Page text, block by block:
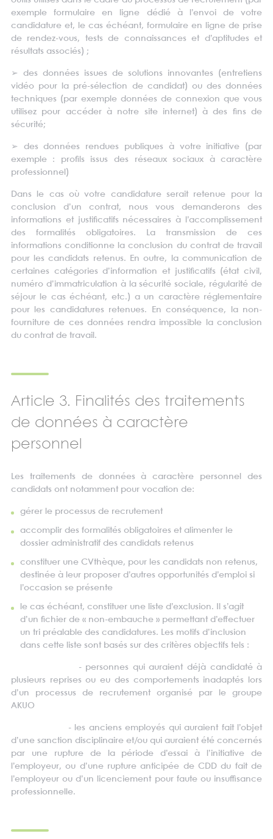
exemple formulaire en ligne dédié à l’envoi de votre
candidature et, le cas échéant, formulaire en ligne de prise
de rendez-vous, tests de connaissances et d’aptitudes et
résultats associés) ;
➢ des données issues de solutions innovantes (entretiens
vidéo pour la pré-sélection de candidat) ou des données
techniques (par exemple données de connexion que vous
utilisez pour accéder à notre site internet) à des fins de
sécurité;
➢ des données rendues publiques à votre initiative (par
exemple : profils issus des réseaux sociaux à caractère
professionnel)
Dans le cas où votre candidature serait retenue pour la
conclusion d’un contrat, nous vous demanderons des
informations et justificatifs nécessaires à l’accomplissement
des formalités obligatoires. La transmission de ces
informations conditionne la conclusion du contrat de travail
pour les candidats retenus. En outre, la communication de
certaines catégories d’information et justificatifs (état civil,
numéro d’immatriculation à la sécurité sociale, régularité de
séjour le cas échéant, etc.) a un caractère réglementaire
pour les candidatures retenues. En conséquence, la non-
fourniture de ces données rendra impossible la conclusion
du contrat de travail.
Article 3. Finalités des traitements
de données à caractère
personnel
Les traitements de données à caractère personnel des
candidats ont notamment pour vocation de:
gérer le processus de recrutement
accomplir des formalités obligatoires et alimenter le
dossier administratif des candidats retenus
constituer une CVthèque, pour les candidats non retenus,
destinée à leur proposer d’autres opportunités d’emploi si
l’occasion se présente
le cas échéant, constituer une liste d’exclusion. Il s’agit
d’un fichier de « non-embauche » permettant d’effectuer
un tri préalable des candidatures. Les motifs d’inclusion
dans cette liste sont basés sur des critères objectifs tels :
- personnes qui auraient déjà candidaté à
plusieurs reprises ou eu des comportements inadaptés lors
d’un processus de recrutement organisé par le groupe
AKUO
- les anciens employés qui auraient fait l’objet
d’une sanction disciplinaire et/ou qui auraient été concernés
par une rupture de la période d’essai à l’initiative de
l’employeur, ou d’une rupture anticipée de CDD du fait de
l’employeur ou d’un licenciement pour faute ou insuffisance
professionnelle.